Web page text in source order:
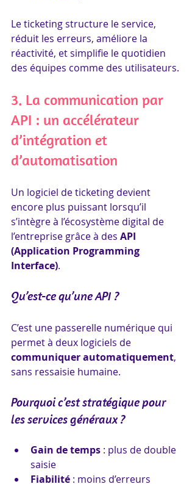
Le ticketing structure le service,
réduit les erreurs, améliore la
réactivité, et simplifie le quotidien
des équipes comme des utilisateurs.
3. La communication par
API : un accélérateur
d’intégration et
d’automatisation
Un logiciel de ticketing devient
encore plus puissant lorsqu’il
s’intègre à l’écosystème digital de
l’entreprise grâce à des API
(Application Programming
Interface).
Qu’est-ce qu’une API ?
C’est une passerelle numérique qui
permet à deux logiciels de
communiquer automatiquement,
sans ressaisie humaine.
Pourquoi c’est stratégique pour
les services généraux ?
Gain de temps : plus de double
saisie
Fiabilité : moins d’erreurs